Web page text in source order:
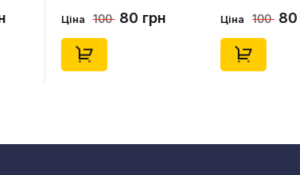
Melody, (14543)
Ціна 100 80 грн
Kuromi, (14546)
Ціна 100 80